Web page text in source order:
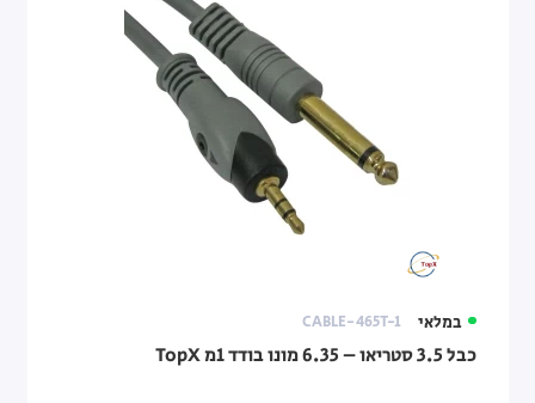
במלאי CABLE-465T-1
כבל 3.5 סטריאו – 6.35 מונו בודד 1מ TopX